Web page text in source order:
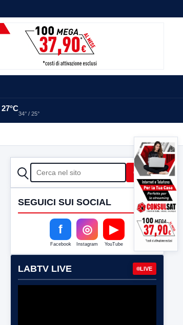
27°C
34° / 25°
CERCA Cerca
SEGUICI SUI SOCIAL
f
Facebook
◎
Instagram
▶
YouTube
LABTV LIVE LIVE